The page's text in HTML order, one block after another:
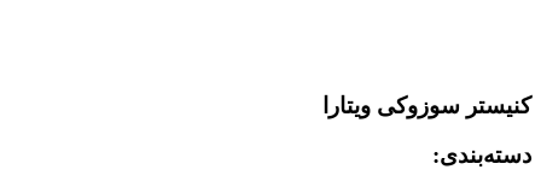
کنیستر سوزوکی ویتارا
دسته‌بندی: